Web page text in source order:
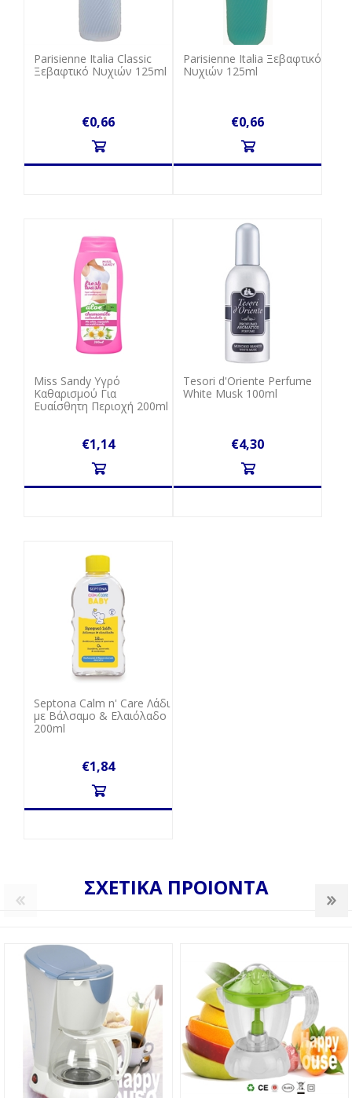
Parisienne Italia Classic
Ξεβαφτικό Νυχιών 125ml
€0,66
Parisienne Italia Ξεβαφτικό
Νυχιών 125ml
€0,66
Miss Sandy Υγρό
Καθαρισμού Για
Ευαίσθητη Περιοχή 200ml
€1,14
Tesori d'Oriente Perfume
White Musk 100ml
€4,30
Septona Calm n' Care Λάδι
με Βάλσαμο & Ελαιόλαδο
200ml
€1,84
ΣΧΕΤΙΚΑ ΠΡΟΙΟΝΤΑ